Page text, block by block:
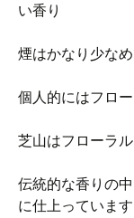
い香り
煙はかなり少な
個人的にはフロ
芝山はフローラ
伝統的な香りの
に仕上っています